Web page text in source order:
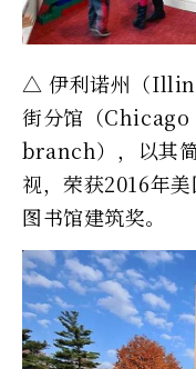
△ 伊利诺州（
街分馆（
branch），以其
视，荣获2016年
图书馆建筑奖。